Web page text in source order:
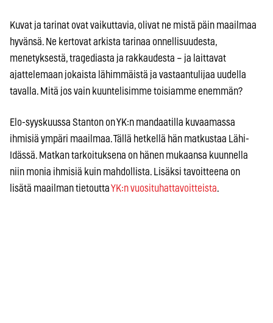
Kuvat ja tarinat ovat vaikuttavia, olivat ne mistä päin maailmaa
hyvänsä. Ne kertovat arkista tarinaa onnellisuudesta,
menetyksestä, tragediasta ja rakkaudesta – ja laittavat
ajattelemaan jokaista lähimmäistä ja vastaantulijaa uudella
tavalla. Mitä jos vain kuuntelisimme toisiamme enemmän?
Elo-syyskuussa Stanton on YK:n mandaatilla kuvaamassa
ihmisiä ympäri maailmaa. Tällä hetkellä hän matkustaa Lähi-
Idässä. Matkan tarkoituksena on hänen mukaansa kuunnella
niin monia ihmisiä kuin mahdollista. Lisäksi tavoitteena on
lisätä maailman tietouttaYK:n vuosituhattavoitteista.